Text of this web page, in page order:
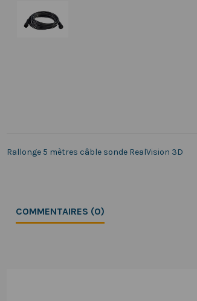
Rallonge 5 mètres câble sonde RealVision 3D
COMMENTAIRES (0)